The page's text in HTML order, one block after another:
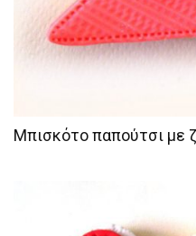
Μπισκότο παπούτσι με